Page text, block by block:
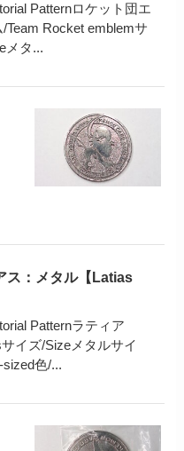
Patternロケット団エ
/Team Rocket emblemサ
メタ...
ス：メタル【Latias
Patternラティア
イズ/Sizeメタルサイ
sized色/...